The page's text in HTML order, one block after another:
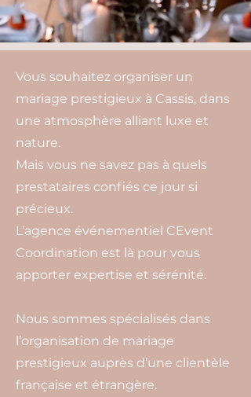
Vous souhaitez organiser un
mariage prestigieux à Cassis, dans
une atmosphère alliant luxe et
nature.
Mais vous ne savez pas à quels
prestataires confiés ce jour si
précieux.
L’agence événementiel CEvent
Coordination est là pour vous
apporter expertise et sérénité.
Nous sommes spécialisés dans
l’organisation de mariage
prestigieux auprès d’une clientèle
française et étrangère.